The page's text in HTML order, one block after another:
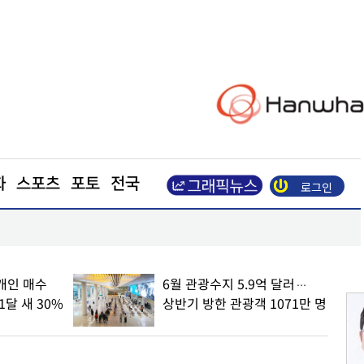
스포츠 포토 전국 로그인
인 매수
달 새 30%
6월 관광수지 5.9억 달러…
상반기 방한 관광객 1071만 명